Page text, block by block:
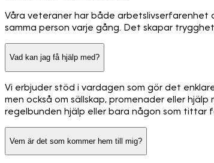
Våra veteraner har både arbetslivserfarenhet
samma person varje gång. Det skapar
Vad kan jag få hjälp med?
Vi erbjuder stöd i vardagen som gör det
men också om sällskap, promenader eller
regelbunden hjälp eller bara någon som tittar
Vem är det som kommer hem till mig?